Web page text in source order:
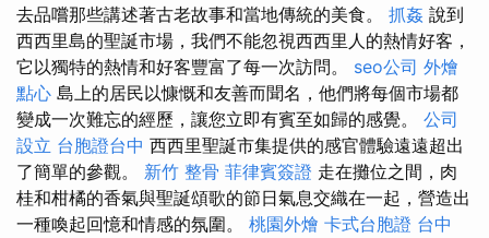
去品嚐那些講述著古老故事和當地傳統的美食。 抓姦 說到
西西里島的聖誕市場，我們不能忽視西西里人的熱情好客，
它以獨特的熱情和好客豐富了每一次訪問。 seo公司 外燴
點心 島上的居民以慷慨和友善而聞名，他們將每個市場都
變成一次難忘的經歷，讓您立即有賓至如歸的感覺。 公司
設立 台胞證台中 西西里聖誕市集提供的感官體驗遠遠超出
了簡單的參觀。 新竹 整骨 菲律賓簽證 走在攤位之間，肉
桂和柑橘的香氣與聖誕頌歌的節日氣息交織在一起，營造出
一種喚起回憶和情感的氛圍。 桃園外燴 卡式台胞證 台中